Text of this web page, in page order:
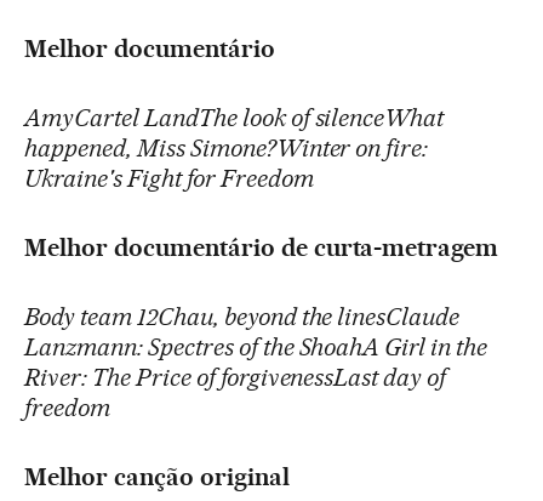
Melhor documentário
AmyCartel LandThe look of silenceWhat
happened, Miss Simone?Winter on fire:
Ukraine's Fight for Freedom
Melhor documentário de curta-metragem
Body team 12Chau, beyond the linesClaude
Lanzmann: Spectres of the ShoahA Girl in the
River: The Price of forgivenessLast day of
freedom
Melhor canção original